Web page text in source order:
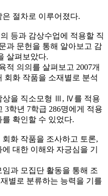
절차로 이루어졌다.
등과 감상수업에 적용할 직
과 문헌을 통해 알아보고 감
살펴보았다.
적 의의를 살펴보고 2007개
회화 작품을 소재별로 분석
을 직소모형 Ⅲ, Ⅳ를 적용
3학년 7학급 286명에게 적용
확인할 수 있었다.
화 작품을 조사하고 토론,
대한 이해와 자긍심을 기
과 모집단 활동을 통해 조
별로 분류하는 능력을 기를